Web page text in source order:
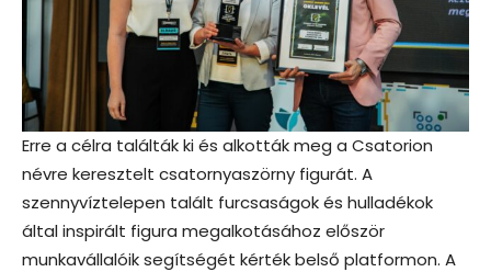
Erre a célra találták ki és alkották meg a Csatorion
névre keresztelt csatornyaszörny figurát. A
szennyvíztelepen talált furcsaságok és hulladékok
által inspirált figura megalkotásához először
munkavállalóik segítségét kérték belső platformon. A